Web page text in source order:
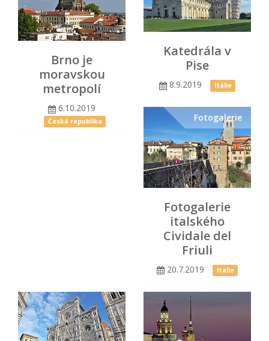
Brno je
moravskou
metropolí
6.10.2019
Česká republika
Katedrála v
Pise
8.9.2019 Itálie
Fotogalerie
Fotogalerie
italského
Cividale del
Friuli
20.7.2019 Itálie